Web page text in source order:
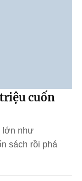
cuốn
lớn như
sách rồi phá